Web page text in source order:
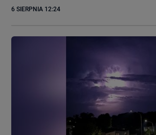
6 SIERPNIA 12:24